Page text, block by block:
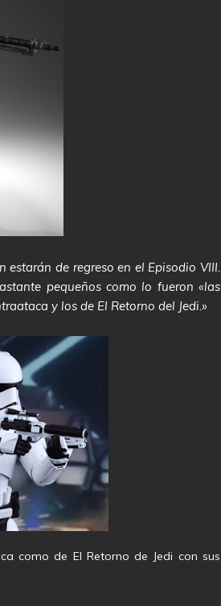
estarán de regreso en el Episodio VIII.
pequeños como lo fueron «las
y los de El Retorno del Jedi.»
como de El Retorno de Jedi con sus